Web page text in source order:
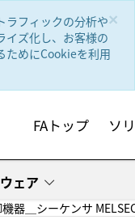
×
ラフィックの分析や
イズ化し、お客様の
ためにCookieを利用
FAトップ ソ
ェア
器＿シーケンサ